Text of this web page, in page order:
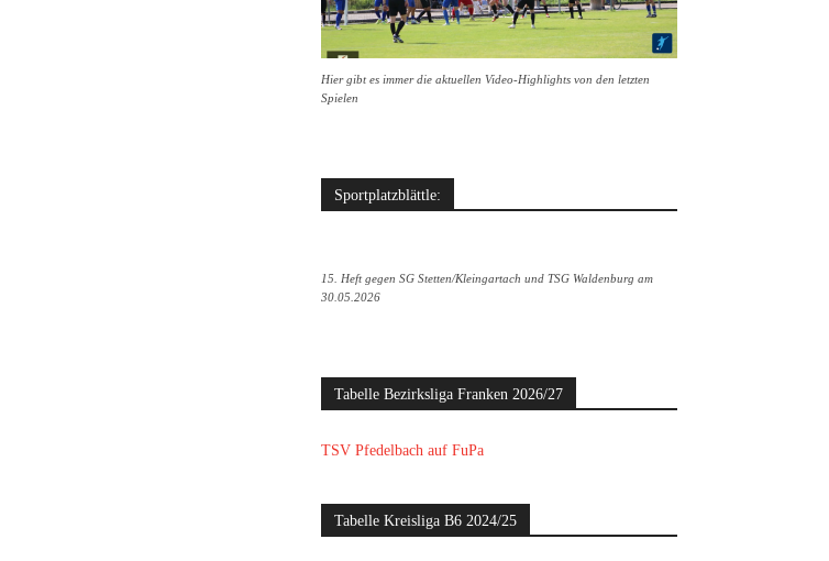
Hier gibt es immer die aktuellen Video-Highlights von den letzten
Spielen
Sportplatzblättle:
15. Heft gegen SG Stetten/Kleingartach und TSG Waldenburg am
30.05.2026
Tabelle Bezirksliga Franken 2026/27
TSV Pfedelbach auf FuPa
Tabelle Kreisliga B6 2024/25